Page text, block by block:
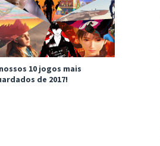
10 jogos mais
de 2017!